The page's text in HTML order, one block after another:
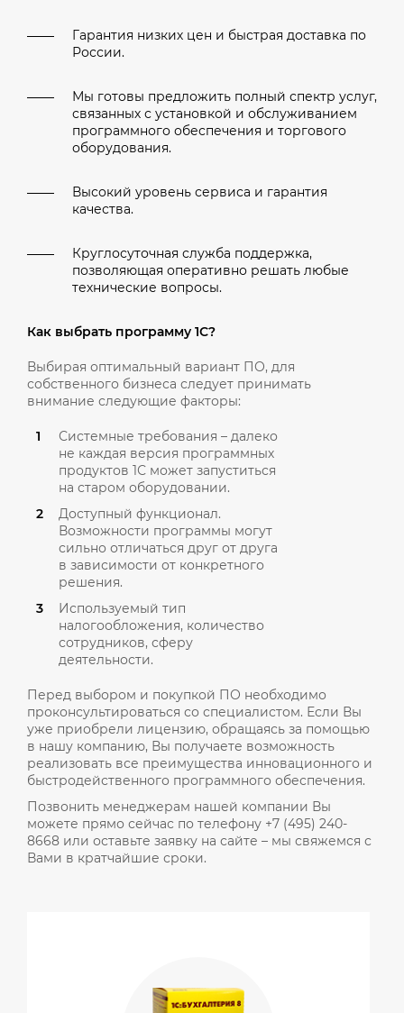
Гарантия низких цен и быстрая доставка по
России.
Мы готовы предложить полный спектр услуг,
связанных с установкой и обслуживанием
программного обеспечения и торгового
оборудования.
Высокий уровень сервиса и гарантия
качества.
Круглосуточная служба поддержка,
позволяющая оперативно решать любые
технические вопросы.
Как выбрать программу 1С?
Выбирая оптимальный вариант ПО, для
собственного бизнеса следует принимать
внимание следующие факторы:
Системные требования – далеко
не каждая версия программных
продуктов 1С может запуститься
на старом оборудовании.
Доступный функционал.
Возможности программы могут
сильно отличаться друг от друга
в зависимости от конкретного
решения.
Используемый тип
налогообложения, количество
сотрудников, сферу
деятельности.
Перед выбором и покупкой ПО необходимо
проконсультироваться со специалистом. Если Вы
уже приобрели лицензию, обращаясь за помощью
в нашу компанию, Вы получаете возможность
реализовать все преимущества инновационного и
быстродейственного программного обеспечения.
Позвонить менеджерам нашей компании Вы
можете прямо сейчас по телефону +7 (495) 240-
8668 или оставьте заявку на сайте – мы свяжемся с
Вами в кратчайшие сроки.